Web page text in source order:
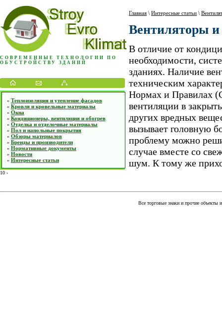
СОВРЕМЕННЫЕ ТЕХНОЛОГИИ ПО
ОБУСТРОЙСТВУ ЗДАНИЙ
» Теплоизоляция и утепление фасадов
» Кровля и кровельные материалы
» Окна
» Кондиционеры, вентиляция и обогрев
» Отделка и отделочные материалы
» Пол и напольные покрытия
» Обзоры материалов
» Бренды и производители
» Нормативные документы
» Новости
» Интересные статьи
10 -
Главная \ Интересные статьи \
Вентиляторы
В отличие от
необходимости,
зданиях. Наличие
техническим
Нормах и Правилах
вентиляции в
других вредных
вызывает головную
проблему можно
случае вместе со
шум. К тому же
Все торговые знаки и прочие объекты